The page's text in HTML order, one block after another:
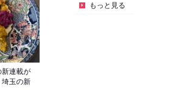
連載が
埼玉の新
もっと見る